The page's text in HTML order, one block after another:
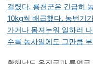
걸렸다. 룡천군은 긴급히
10kg씩 배급했다. 농번기
가거나 몸져누워 일하러
수록 농사일에도 그만큼